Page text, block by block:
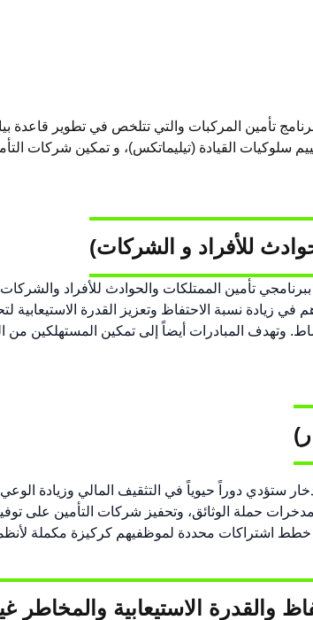
مبادرات تساهم في تحقيق أهداف برنامج تأمين المركبات والتي
سلوكيات القيادة (تيليماتكس)، و تمكين شركات
للأفراد و الشركات)
لتنفيذ 17 مبادرة استراتيجية مرتبطة ببرنامجي تأمين
زيادة نسبة الاحتفاظ وتعزيز القدرة الاستيعابية
وتهدف المبادرات أيضاً إلى تمكين المستهلكين
)
مبادرة لبرنامج تأمين الحماية والادخار ستؤدي دوراً حيوياً في
حملة الوثائق، وتحفيز شركات التأمين على
اشتراكات محددة لموظفيهم كركيزة مكملة لأنظمة
والقدرة الاستيعابية والمخاطر